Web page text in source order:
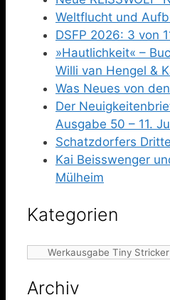
Weltflucht und
DSFP 2026: 3 von
»Hautlichkeit« –
Willi van Hengel &
Was Neues von
Der
Ausgabe 50 – 11.
Schatzdorfers
Kai Beisswenger
Mülheim
Kategorien
Kategorien
Archiv